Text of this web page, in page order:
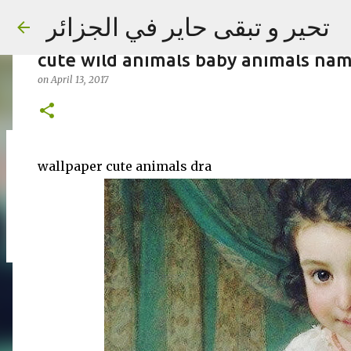
تحير و تبقى حاير في الجزائر
onSeptember 02, 2023
wallpaper cute animals drawings
cartoon cute animals to draw cute
cute wild animals baby animals
onApril 13, 2017
wallpaper cute animals dra